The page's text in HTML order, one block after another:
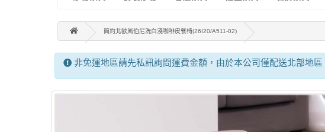
簡約北歐風伯尼洗白淺咖啡皮餐椅(26I20/A511-02)
非免運地區請先私訊詢問運費金額，由於本公司僅配送北部地